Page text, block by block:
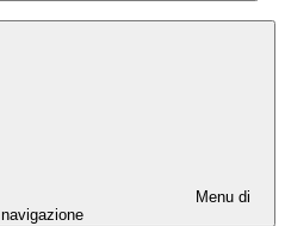
Menu di
navigazione